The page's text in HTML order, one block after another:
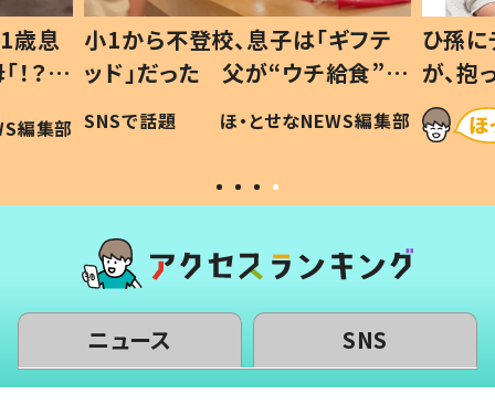
歳息
？」
編集部
小1から不登校、息子は「ギフテ
ッド」だった 父が“ウチ給食”を
作り続ける理由とは #令和の親
#令和の子
SNSで話題 ほ・とせなNEWS編集部
ひ孫
が、
「涙が
い」
ニュース SNS